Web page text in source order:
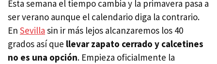
Esta semana el tiempo cambia y la primavera pasa a
ser verano aunque el calendario diga la contrario.
En Sevilla sin ir más lejos alcanzaremos los 40
grados así que llevar zapato cerrado y calcetines
no es una opción. Empieza oficialmente la